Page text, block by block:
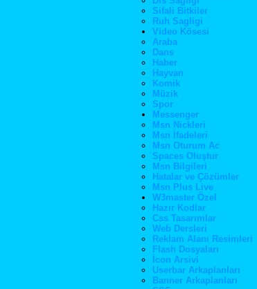
Sifali Bitkiler
Ruh Sagligi
Video Kösesi
Araba
Dans
Haber
Hayvan
Komik
Müzik
Spor
Messenger
Msn Nickleri
Msn İfadeleri
Msn Oturum Ac
Spaces Oluştur
Msn Bilgileri
Hatalar ve Çözümler
Msn Plus Live
W3master Özel
Hazır Kodlar
Css Tasarımlar
Web Dersleri
Reklam Alanı Resimleri
Flash Dosyaları
İcon Arsivi
Userbar Arkaplanları
Banner Arkaplanları